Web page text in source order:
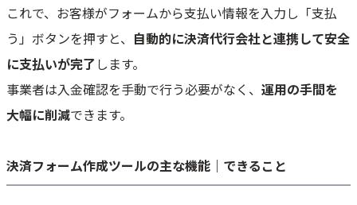
これで、お客様がフォームから支払い情報を入力し「支払
う」ボタンを押すと、 自動的に決済代行会社と連携して安全
に支払いが完了します。
事業者は入金確認を手動で行う必要がなく、 運用の手間を
大幅に削減できます。
決済フォーム作成ツールの主な機能｜できること